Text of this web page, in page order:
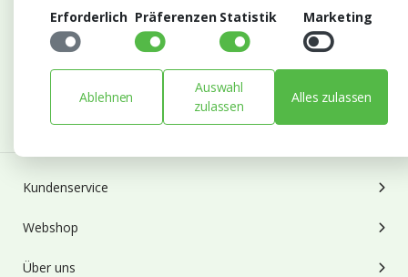
Bleiben Sie auf dem Laufenden mit Neuigkeiten und
Entwicklungen von Blumengroßhandel Heyl
Abonnieren
Kundenservice
Webshop
Über uns
Erforderlich Präferenzen Statistik Marketing
Ablehnen
Auswahl
zulassen
Alles zulassen